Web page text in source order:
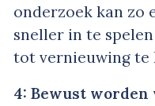
onderzoek kan zo
sneller in te
tot vernieuwing te
4: Bewust worden